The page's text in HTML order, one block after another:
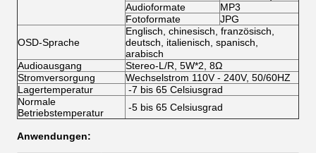
Audioformate
MP3
Fotoformate
JPG
OSD-Sprache
Englisch, chinesisch, französisch,
deutsch, italienisch, spanisch,
arabisch
Audioausgang
Stereo-L/R, 5W*2, 8Ω
Stromversorgung
Wechselstrom 110V - 240V, 50/60HZ
Lagertemperatur
-7 bis 65 Celsiusgrad
Normale
Betriebstemperatur
-5 bis 65 Celsiusgrad
Anwendungen: